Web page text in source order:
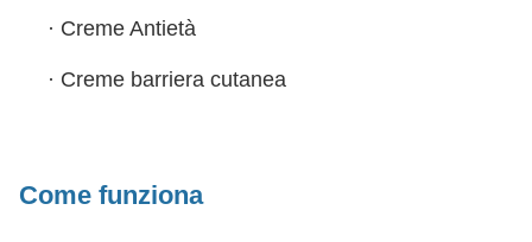
· Creme Antietà
· Creme barriera cutanea
Come funziona